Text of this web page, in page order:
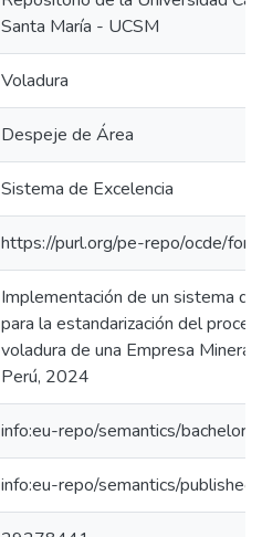
Santa María - UCSM
Voladura
Despeje de Área
Sistema de Excelencia
https://purl.org/pe-repo/ocde/
Implementación de un sistema
para la estandarización del
voladura de una Empresa Minera
Perú, 2024
info:eu-repo/semantics/
info:eu-repo/semantics/